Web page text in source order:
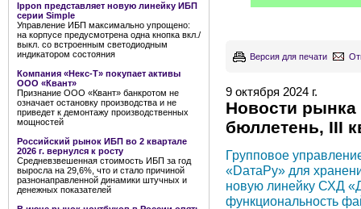
Ippon представляет новую линейку ИБП
серии Simple
Управление ИБП максимально упрощено:
на корпусе предусмотрена одна кнопка вкл./
выкл. со встроенным светодиодным
индикатором состояния
Компания «Некс-Т» покупает активы
ООО «Квант»
Признание ООО «Квант» банкротом не
означает остановку производства и не
приведет к демонтажу производственных
мощностей
Российский рынок ИБП во 2 квартале
2026 г. вернулся к росту
Средневзвешенная стоимость ИБП за год
выросла на 29,6%, что и стало причиной
разнонаправленной динамики штучных и
денежных показателей
Версия для печати
9 октября 2024 г.
Новости
бюллетень, III
Групповое
«DатаРу» для
новую линейку СХД
функциональность